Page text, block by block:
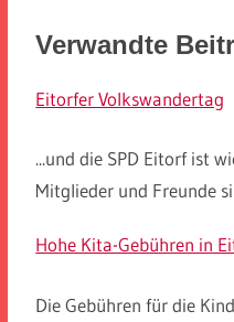
Verwandte
Eitorfer Volkswandertag
...und die SPD Eitorf ist
Mitglieder und Freunde
Hohe Kita-Gebühren in
Die Gebühren für die